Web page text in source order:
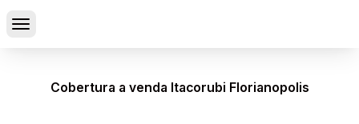
Cobertura a venda Itacorubi Florianopolis